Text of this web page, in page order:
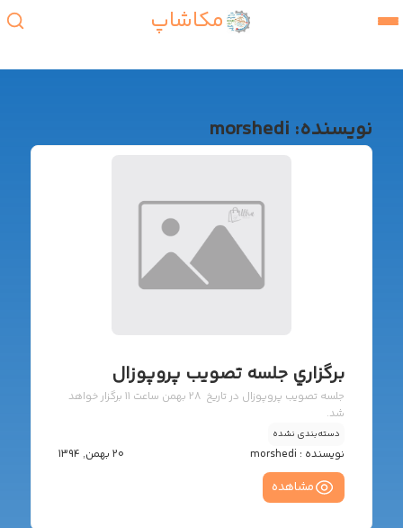
مکاشاپ
نویسنده: morshedi
برگزاري جلسه تصويب پروپوزال
جلسه تصويب پروپوزال در تاريخ 28 بهمن ساعت 11 برگزار خواهد
شد.
دسته‌بندی نشده
نویسنده : morshedi 20 بهمن, 1394
مشاهده